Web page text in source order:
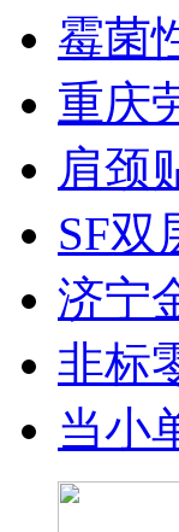
霉菌
重庆
肩颈
SF双
济宁
非标
当小